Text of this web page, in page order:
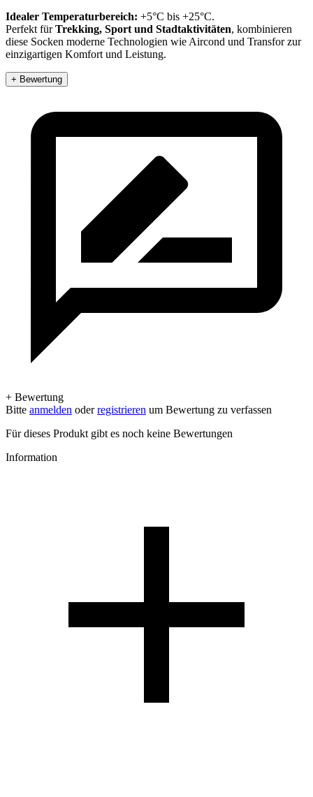
Idealer Temperaturbereich: +5°C bis +25°C.
Perfekt fürTrekking, Sport und Stadtaktivitäten, kombinieren
diese Socken moderne Technologien wie Aircond und Transfor zur
einzigartigen Komfort und Leistung.
+ Bewertung
+ Bewertung
Bitte anmelden oderregistrieren um Bewertung zu verfassen
Für dieses Produkt gibt es noch keine Bewertungen
Information